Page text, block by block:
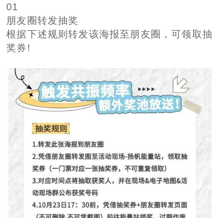
01
朋友圈转发抽奖
根据下述规则转发该海报至朋友圈，可领取抽
奖券!